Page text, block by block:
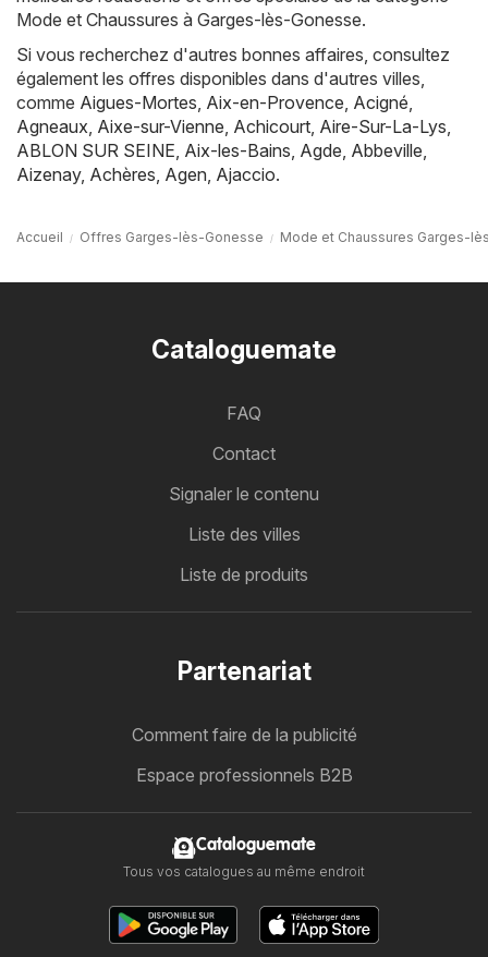
Mode et Chaussures à Garges-lès-Gonesse.
Si vous recherchez d'autres bonnes affaires, consultez
également les offres disponibles dans d'autres villes,
comme Aigues-Mortes, Aix-en-Provence, Acigné,
Agneaux, Aixe-sur-Vienne, Achicourt, Aire-Sur-La-Lys,
ABLON SUR SEINE, Aix-les-Bains, Agde, Abbeville,
Aizenay, Achères, Agen, Ajaccio.
Accueil Offres Garges-lès-Gonesse Mode et Chaussures Garges-
Cataloguemate
FAQ
Contact
Signaler le contenu
Liste des villes
Liste de produits
Partenariat
Comment faire de la publicité
Espace professionnels B2B
Cataloguemate
Tous vos catalogues au même endroit